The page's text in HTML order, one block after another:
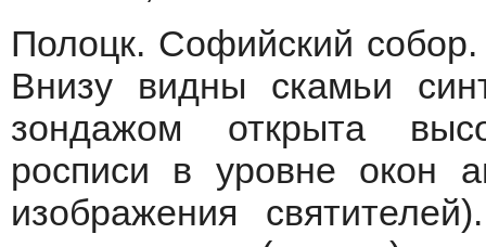
Полоцк. Софийский
Внизу видны скамьи
зондажом открыта
росписи в уровне окон
изображения